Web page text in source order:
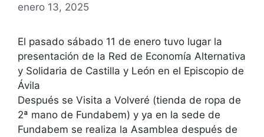
enero 13, 2025
El pasado sábado 11 de enero tuvo lugar la
presentación de la Red de Economía Alternativa
y Solidaria de Castilla y León en el Episcopio de
Ávila
Después se Visita a Volveré (tienda de ropa de
2ª mano de Fundabem) y ya en la sede de
Fundabem se realiza la Asamblea después de